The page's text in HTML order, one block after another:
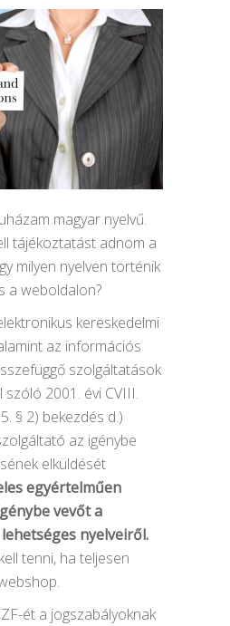
magyar nyelvű.
tájékoztatást adnom a
milyen nyelven történik
a weboldalon?
kereskedelmi
az információs
szolgáltatások
2001. évi CVIII.
§ 2) bekezdés d.)
az igénybe
elküldését
egyértelműen
vevőt a
nyelveiről.
tenni, ha teljesen
ét a jogszabályoknak